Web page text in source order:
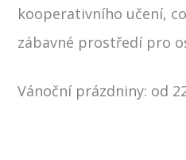
kooperativního učení,
zábavné prostředí pro
Vánoční prázdniny: od